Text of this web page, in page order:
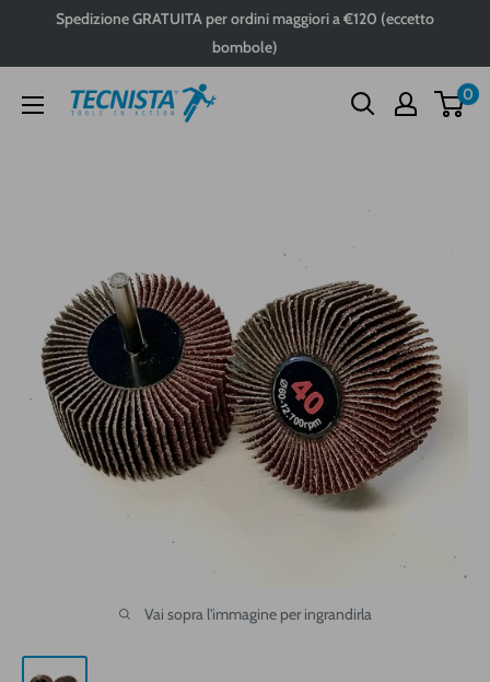
Spedizione GRATUITA per ordini maggiori a €120 (eccetto
bombole)
Tecnista 0
Vai sopra l'immagine per ingrandirla